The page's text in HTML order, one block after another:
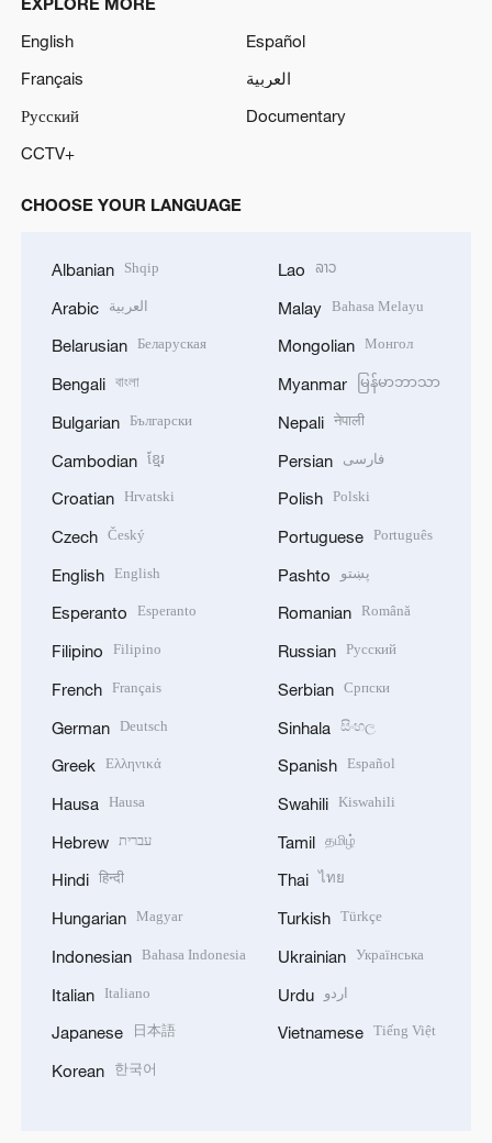
English
Español
Français
العربية
Русский
Documentary
CCTV+
CHOOSE YOUR LANGUAGE
Albanian Shqip
Arabic العربية
Belarusian Беларуская
Bengali বাংলা
Bulgarian Български
Cambodian ខ្មែរ
Croatian Hrvatski
Czech Český
English English
Esperanto Esperanto
Filipino Filipino
French Français
German Deutsch
Greek Ελληνικά
Hausa Hausa
Hebrew עברית
Hindi हिन्दी
Hungarian Magyar
Indonesian Bahasa Indonesia
Italian Italiano
Japanese 日本語
Korean 한국어
Lao ລາວ
Malay Bahasa Melayu
Mongolian Монгол
Myanmar မြန်မာဘာသာ
Nepali नेपाली
Persian فارسی
Polish Polski
Portuguese Português
Pashto پښتو
Romanian Română
Russian Русский
Serbian Српски
Sinhala සිංහල
Spanish Español
Swahili Kiswahili
Tamil தமிழ்
Thai ไทย
Turkish Türkçe
Ukrainian Українська
Urdu اردو
Vietnamese Tiếng Việt